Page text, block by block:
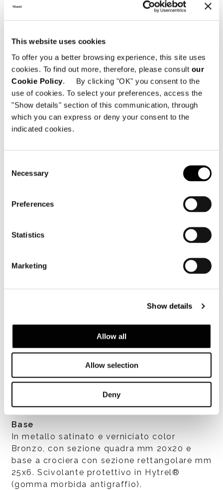
This website uses cookies
To offer you a better browsing experience, this site uses
cookies. To find out more, therefore, please consult our
Cookie Policy. By clicking "OK" you consent to the
use of cookies. To select your preferences, access the
"Show details" section of this communication, through
which you can express or deny your consent to the
indicated cookies.
Selection
Necessary
Preferences
Statistics
Marketing
Show details
Allow all
Allow selection
Deny
Technical Features
Marmo Arabescato Purple lucido, spessore
mm 20, sagomato; marmo Sahara Noir
lucido, spessore mm 20, sagomato; marmo
Rosso Levanto lucido, spessore mm 20,
Base
In metallo satinato e verniciato color
Bronzo, con sezione quadra mm 20x20 e
base a crociera con sezione rettangolare mm
25x6. Scivolante protettivo in Hytrel®
(gomma morbida antigraffio).